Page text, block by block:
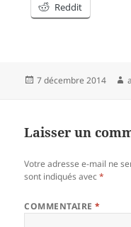
Reddit
Publié
7 décembre 2014
Laisser un
Votre adresse e-mail ne
sont indiqués avec*
COMMENTAIRE*